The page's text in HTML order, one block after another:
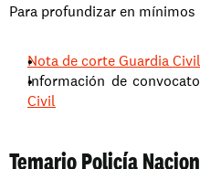
Para profundizar en
Nota de corte Guardia Civil
Información de
Civil
Temario Policía